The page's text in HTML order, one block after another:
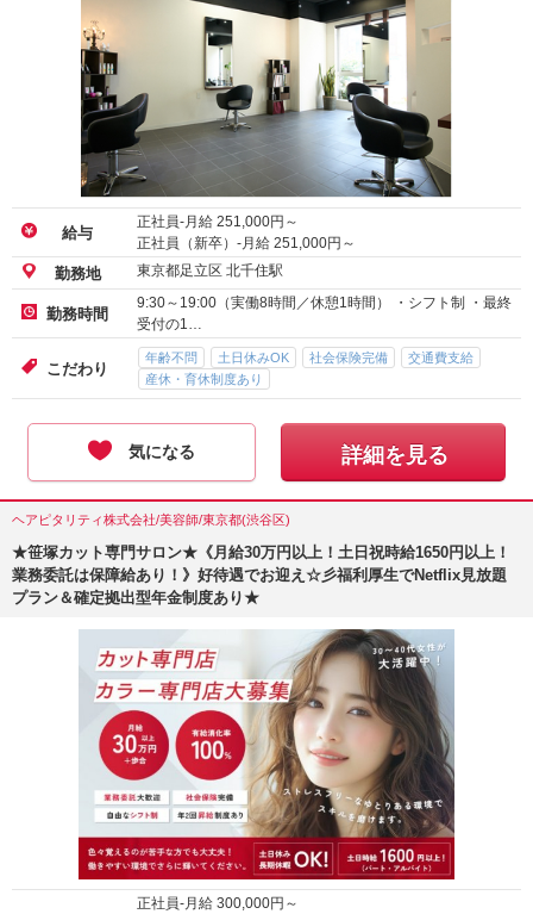
給与
正社員-月給 251,000円～
正社員（新卒）-月給 251,000円～
勤務地 東京都足立区 北千住駅
勤務時間
9:30～19:00（実働8時間／休憩1時間） ・シフト制 ・最終
受付の1…
こだわり
年齢不問 土日休みOK 社会保険完備
交通費支給
産休・育休制度あり
気になる 詳細を見る
ヘアピタリティ株式会社/美容師/東京都(渋谷区)
★笹塚カット専門サロン★《月給30万円以上！土日祝時給1650円以上！
業務委託は保障給あり！》好待遇でお迎え☆彡福利厚生でNetflix見放題
プラン＆確定拠出型年金制度あり★
正社員-月給 300,000円～